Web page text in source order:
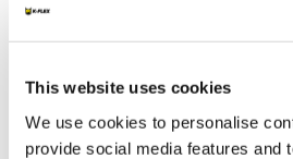
This website uses cookies
We use cookies to personalise
provide social media features and
ALTRI